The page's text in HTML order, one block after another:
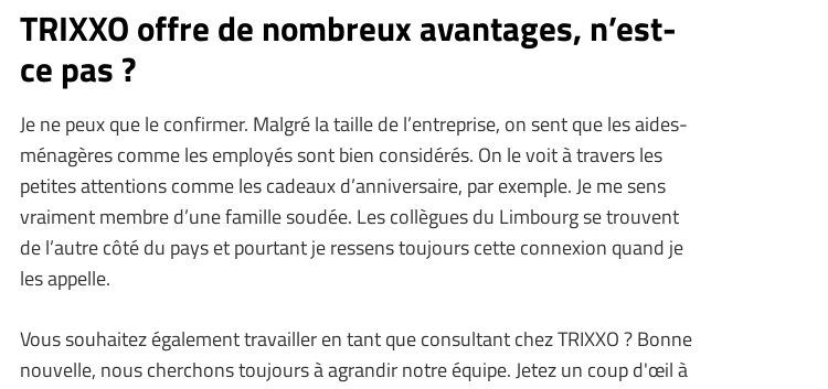
TRIXXO offre de nombreux avantages, n’est-
ce pas ?
Je ne peux que le confirmer. Malgré la taille de l’entreprise, on sent que les aides-
ménagères comme les employés sont bien considérés. On le voit à travers les
petites attentions comme les cadeaux d’anniversaire, par exemple. Je me sens
vraiment membre d’une famille soudée. Les collègues du Limbourg se trouvent
de l’autre côté du pays et pourtant je ressens toujours cette connexion quand je
les appelle.
Vous souhaitez également travailler en tant que consultant chez TRIXXO ? Bonne
nouvelle, nous cherchons toujours à agrandir notre équipe. Jetez un coup d'œil à